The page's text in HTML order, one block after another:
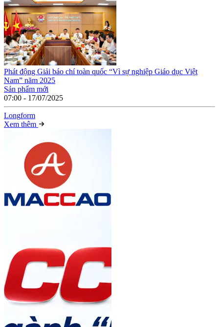
Phát động Giải báo chí toàn quốc “Vì sự nghiệp Giáo dục Việt
Nam” năm 2025
Sản phẩm mới
07:00 - 17/07/2025
Longform
Xem thêm